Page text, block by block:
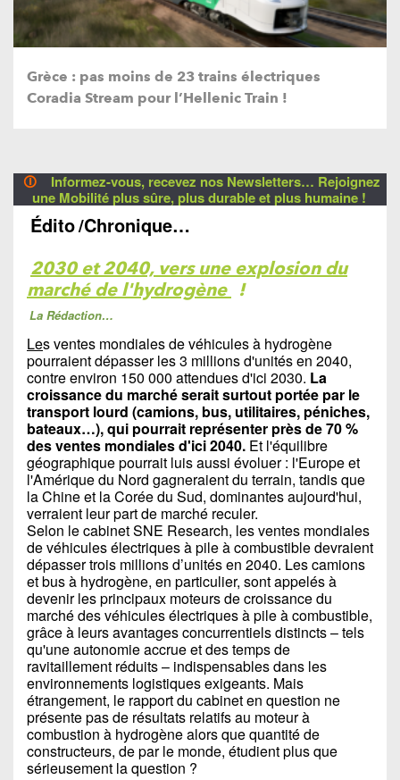
Grèce : pas moins de 23 trains électriques
Coradia Stream pour l’Hellenic Train !
🛈
Informez-vous, recevez nos Newsletters… Rejoignez
une Mobilité plus sûre, plus durable et plus humaine !
Édito/Chronique…
2030 et 2040, vers une explosion du
marché de l'hydrogène !
La Rédaction…
Les ventes mondiales de véhicules à hydrogène
pourraient dépasser les 3 millions d'unités en 2040,
contre environ 150 000 attendues d'ici 2030. La
croissance du marché serait surtout portée par le
transport lourd (camions, bus, utilitaires, péniches,
bateaux…), qui pourrait représenter près de 70 %
des ventes mondiales d'ici 2040. Et l'équilibre
géographique pourrait luis aussi évoluer : l'Europe et
l'Amérique du Nord gagneraient du terrain, tandis que
la Chine et la Corée du Sud, dominantes aujourd'hui,
verraient leur part de marché reculer.
Selon le cabinet SNE Research, les ventes mondiales
de véhicules électriques à pile à combustible devraient
dépasser trois millions d’unités en 2040. Les camions
et bus à hydrogène, en particulier, sont appelés à
devenir les principaux moteurs de croissance du
marché des véhicules électriques à pile à combustible,
grâce à leurs avantages concurrentiels distincts – tels
qu'une autonomie accrue et des temps de
ravitaillement réduits – indispensables dans les
environnements logistiques exigeants. Mais
étrangement, le rapport du cabinet en question ne
présente pas de résultats relatifs au moteur à
combustion à hydrogène alors que quantité de
constructeurs, de par le monde, étudient plus que
sérieusement la question ?